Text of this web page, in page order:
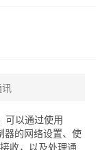
可以通过使用
器的网络设置、使
收，以及处理通